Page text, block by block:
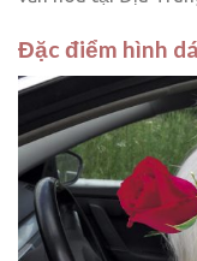
Đặc điểm hình